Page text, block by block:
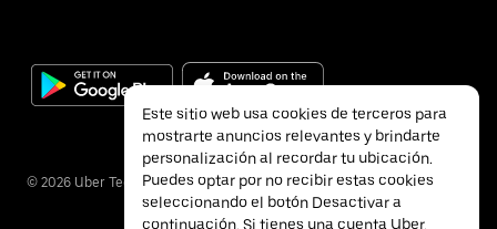
© 2026 Uber Technologies Inc.
Este sitio web usa cookies de terceros para
mostrarte anuncios relevantes y brindarte
personalización al recordar tu ubicación.
Puedes optar por no recibir estas cookies
seleccionando el botón Desactivar a
continuación. Si tienes una cuenta Uber,